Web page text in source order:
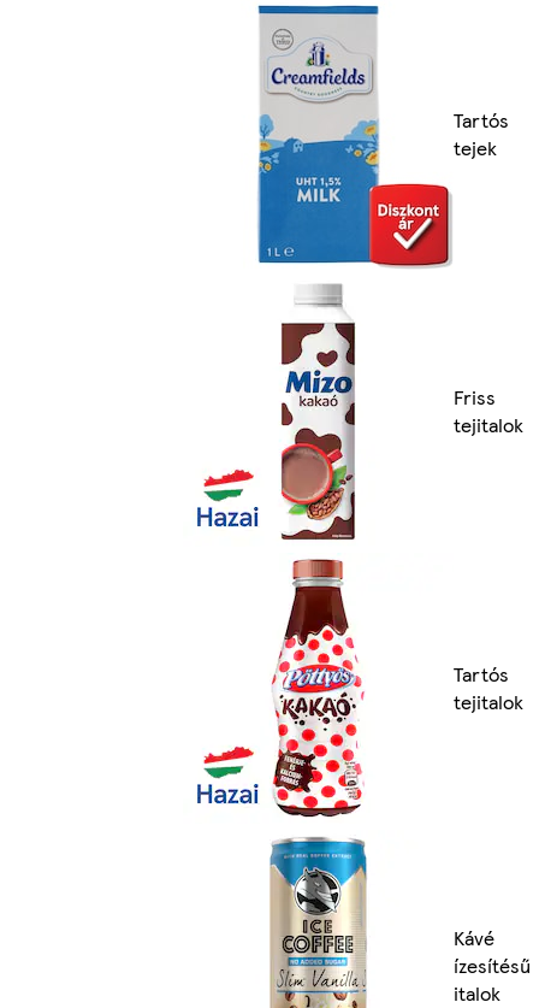
Tartós
tejek
Friss
tejitalok
Tartós
tejitalok
Kávé
ízesítésű
italok